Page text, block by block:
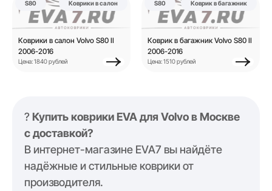
S80 Коврики в салон
Коврики в салон Volvo S80 II
2006-2016
Цена: 1840 рублей
S80 Коврик в багажник
Коврик в багажник Volvo S80 II
2006-2016
Цена: 1510 рублей
? Купить коврики EVA для Volvo в Москве
с доставкой?
В интернет-магазине EVA7 вы найдёте
надёжные и стильные коврики от
производителя.